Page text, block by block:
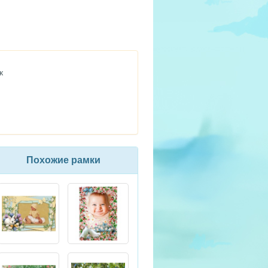
Похожие рамки